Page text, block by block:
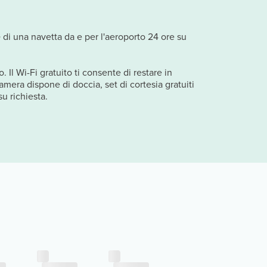
una navetta da e per l'aeroporto 24 ore su
Il Wi-Fi gratuito ti consente di restare in
dispone di doccia, set di cortesia gratuiti
richiesta.